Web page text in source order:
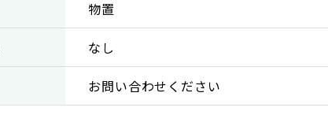
物置
なし
お問い合わせください